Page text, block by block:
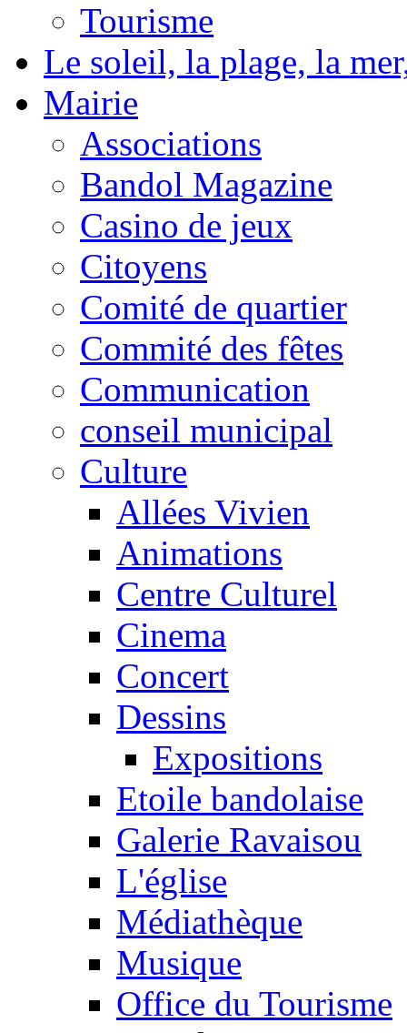
Tourisme
Le soleil, la plage, la
Mairie
Associations
Bandol Magazine
Casino de jeux
Citoyens
Comité de quartier
Commité des fêtes
Communication
conseil municipal
Culture
Allées Vivien
Animations
Centre Culturel
Cinema
Concert
Dessins
Expositions
Etoile bandolaise
Galerie Ravaisou
L'église
Médiathèque
Musique
Office du Tourisme